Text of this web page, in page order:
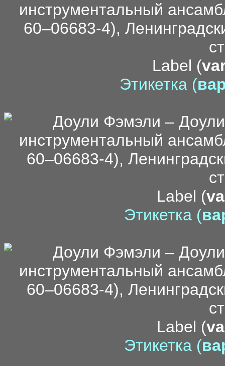
Label (
Этикетка (
Label (
Этикетка (
Label (
Этикетка (